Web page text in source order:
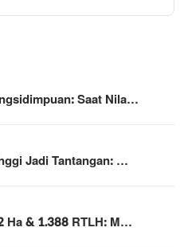
Saat Nila…
Jadi Tantangan: …
Ha & 1.388 RTLH: M…